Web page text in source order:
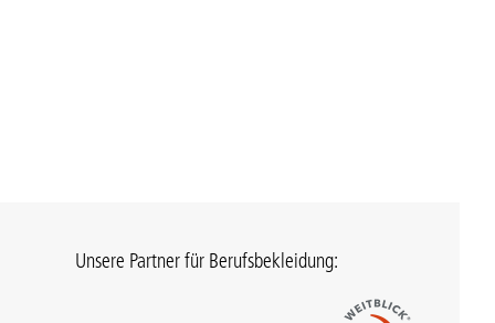
Unsere Partner für Berufsbekleidung: